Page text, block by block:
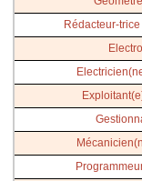
Rédacteur-